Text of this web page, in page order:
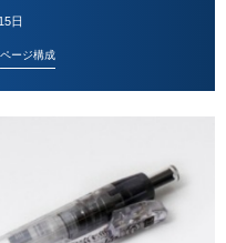
日
ページ構成